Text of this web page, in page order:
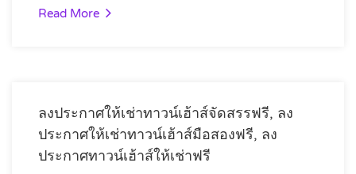
Read More
ลงประกาศให้เช่าทาวน์เฮ้าส์จัดสรรฟรี, ลง
ประกาศให้เช่าทาวน์เฮ้าส์มือสองฟรี, ลง
ประกาศทาวน์เฮ้าส์ให้เช่าฟรี